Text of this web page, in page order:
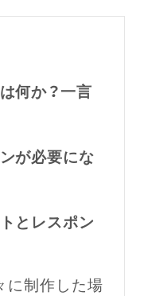
何か？一言
が必要にな
とレスポン
に制作した場